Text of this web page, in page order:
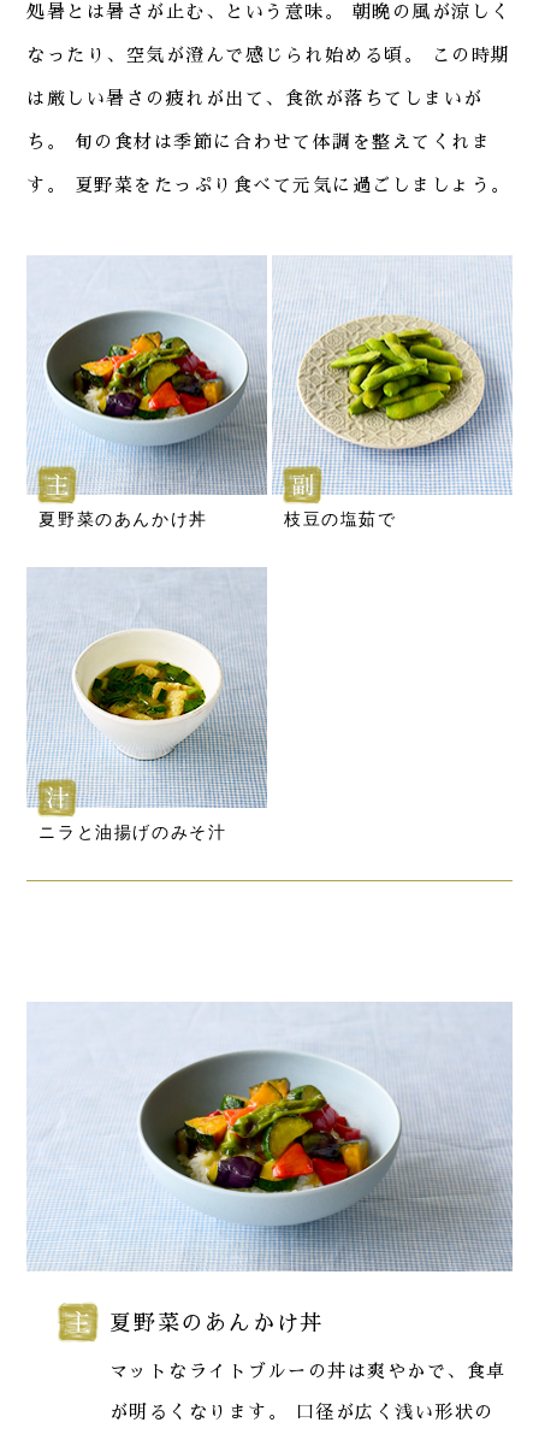
処暑とは暑さが止む、という意味。 朝晩の風が涼しく
なったり、空気が澄んで感じられ始める頃。 この時期
は厳しい暑さの疲れが出て、食欲が落ちてしまいが
ち。 旬の食材は季節に合わせて体調を整えてくれま
す。 夏野菜をたっぷり食べて元気に過ごしましょう。
夏野菜のあんかけ丼 枝豆の塩茹で
ニラと油揚げのみそ汁
夏野菜のあんかけ丼
マットなライトブルーの丼は爽やかで、食卓
が明るくなります。 口径が広く浅い形状の